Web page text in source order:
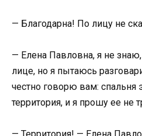
— Благодарна! По лицу не
— Елена Павловна, я не
лице, но я пытаюсь
честно говорю вам: спальня
территория, и я прошу ее не